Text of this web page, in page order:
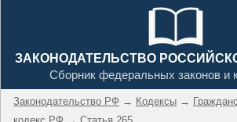
ЗАКОНОДАТЕЛЬСТВО
Сборник федеральных законов и
Законодательство РФ → Кодексы →